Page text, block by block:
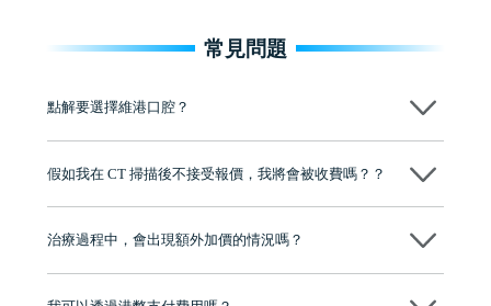
常見問題
點解要選擇維港口腔？
牌」、「2025香港企業領袖品牌」，是諾貝爾種植系統全球放心植牙中
至今已服務超過三十個國家和地區的顧客，受到粵港澳大灣區及周邊城
市市民極高的口碑評價及信任推薦 珠海、深圳設有八大分院，香港亦設
有咨詢及服務保障中心，有任何問題都可以隨時預約免費咨詢，讓人十
假如我在 CT 掃描後不接受報價，我將會被收費嗎？？
不會！只要未開始實際服務之前，你不會被收取任何費用。
治療過程中，會出現額外加價的情況嗎？